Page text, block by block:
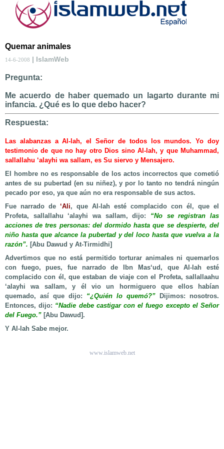
Quemar animales
14-6-2008 | IslamWeb
Pregunta:
Me acuerdo de haber quemado un lagarto durante mi
infancia. ¿Qué es lo que debo hacer?
Respuesta:
Las alabanzas a Al-lah, el Señor de todos los mundos. Yo doy
testimonio de que no hay otro Dios sino Al-lah, y que Muhammad,
sallallahu ‘alayhi wa sallam, es Su siervo y Mensajero.
El hombre no es responsable de los actos incorrectos que cometió
antes de su pubertad (en su niñez), y por lo tanto no tendrá ningún
pecado por eso, ya que aún no era responsable de sus actos.
Fue narrado de ‘Ali, que Al-lah esté complacido con él, que el
Profeta, sallallahu ‘alayhi wa sallam, dijo: “No se registran las
acciones de tres personas: del dormido hasta que se despierte, del
niño hasta que alcance la pubertad y del loco hasta que vuelva a la
razón”. [Abu Dawud y At-Tirmidhi]
Advertimos que no está permitido torturar animales ni quemarlos
con fuego, pues, fue narrado de Ibn Mas‘ud, que Al-lah esté
complacido con él, que estaban de viaje con el Profeta, sallallaahu
‘alayhi wa sallam, y él vio un hormiguero que ellos habían
quemado, así que dijo: “¿Quién lo quemó?” Dijimos: nosotros.
Entonces, dijo: “Nadie debe castigar con el fuego excepto el Señor
del Fuego.” [Abu Dawud].
Y Al-lah Sabe mejor.
www.islamweb.net